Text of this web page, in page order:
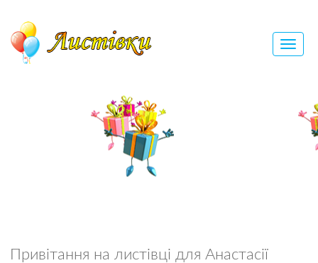
Привітання на листівці для Анастасії